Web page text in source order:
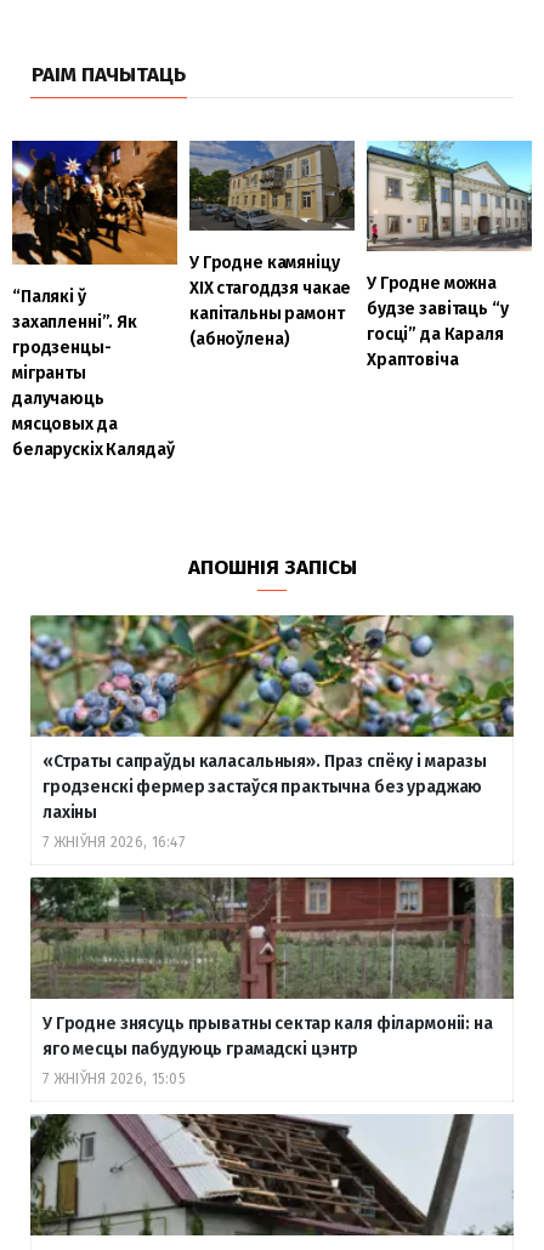
РАІМ ПАЧЫТАЦЬ
“Палякі ў
захапленні”. Як
гродзенцы-
мігранты
далучаюць
мясцовых да
беларускіх Калядаў
У Гродне камяніцу
XIX стагоддзя чакае
капітальны рамонт
(абноўлена)
У Гродне можна
будзе завітаць “у
госці” да Караля
Храптовіча
АПОШНІЯ ЗАПІСЫ
«Страты сапраўды каласальныя». Праз спёку і маразы
гродзенскі фермер застаўся практычна без ураджаю
лахіны
7 ЖНІЎНЯ 2026, 16:47
У Гродне знясуць прыватны сектар каля філармоніі: на
яго месцы пабудуюць грамадскі цэнтр
7 ЖНІЎНЯ 2026, 15:05